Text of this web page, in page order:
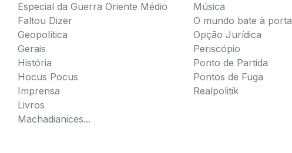
Especial da Guerra Oriente Médio
Faltou Dizer
Geopolítica
Gerais
História
Hocus Pocus
Imprensa
Livros
Machadianices...
Música
O mundo bate à porta
Opção Jurídica
Periscópio
Ponto de Partida
Pontos de Fuga
Realpolitik